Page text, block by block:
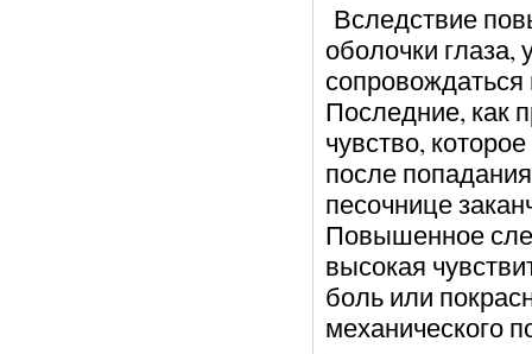
Вследствие
оболочки
Последние, как
чувство,
после
песочнице
Повышенное
высокая
боль или
механического